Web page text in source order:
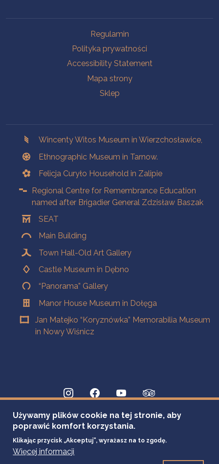
Regulamin
Polityka prywatności
Accessibility Statement
Mapa strony
Sklep
Wincenty Witos Museum in Wierzchosławice,
Ethnographic Museum in Tarnow.
Felicja Curyło Household in Zalipie
Regional Centre for Remembrance Education
named after Brigadier General Zdzisław Baszak
SEAT
Main Building
Town Hall-Old Art Gallery
Castle Museum in Dębno
“Panorama” Gallery
Manor House Museum in Dołęga
Jan Matejko “Koryznówka” Memorabilia Museum
in Nowy Wiśnicz
Używamy plików cookie na tej stronie, aby
poprawić komfort korzystania.
Klikając przycisk „Akceptuj”, wyrażasz na to zgodę.
Więcej informacji